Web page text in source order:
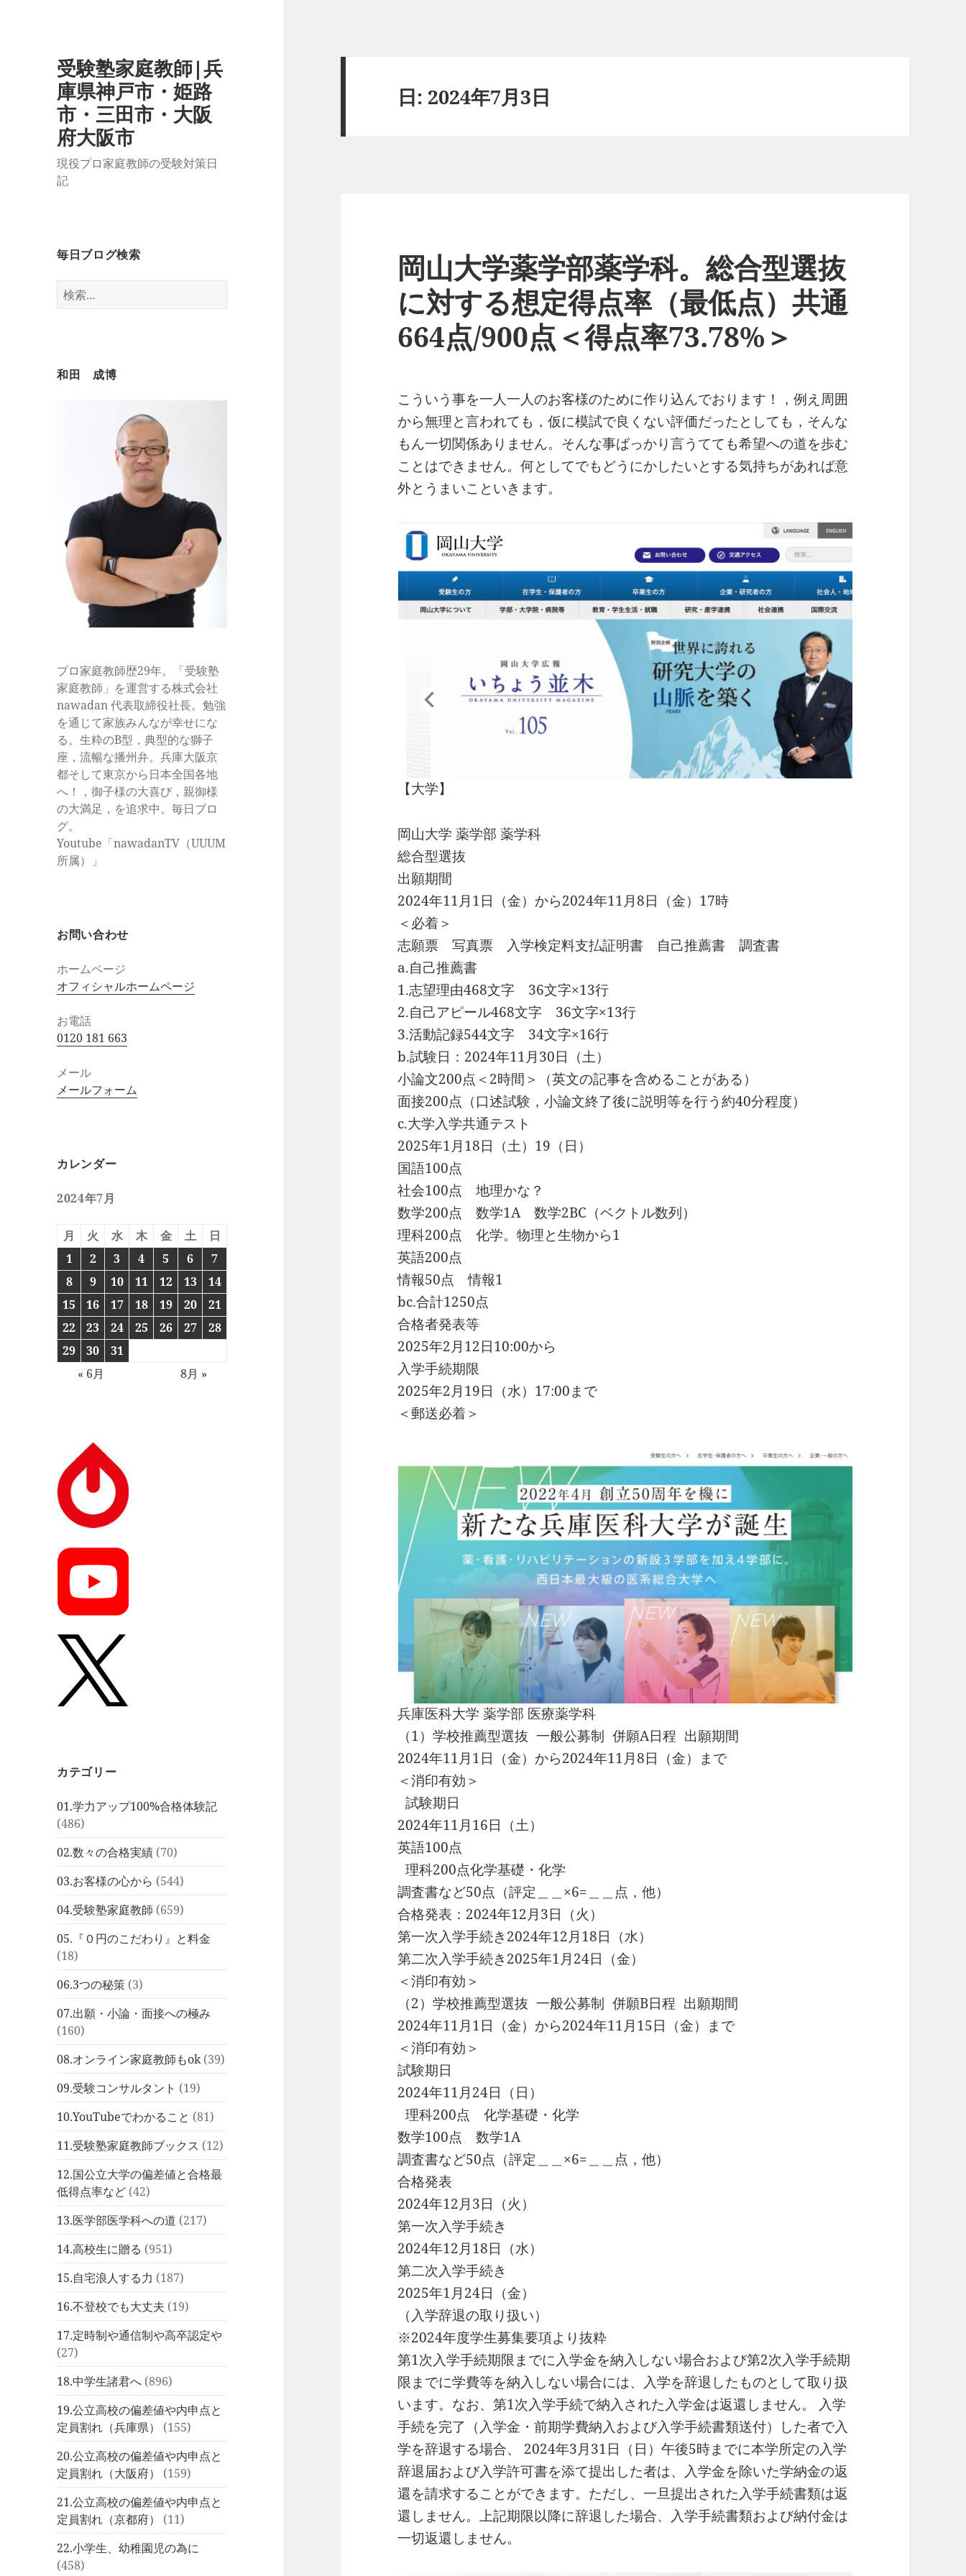
受験塾家庭教師|兵
庫県神戸市・姫路
市・三田市・大阪
府大阪市
現役プロ家庭教師の受験対策日
記
毎日ブログ検索
検
索:
和田 成博
プロ家庭教師歴29年。「受験塾
家庭教師」を運営する株式会社
nawadan 代表取締役社長。勉強
を通じて家族みんなが幸せにな
る。生粋のB型，典型的な獅子
座，流暢な播州弁。兵庫大阪京
都そして東京から日本全国各地
へ！，御子様の大喜び，親御様
の大満足，を追求中。毎日ブロ
グ。
Youtube「nawadanTV（UUUM
所属）」
お問い合わせ
ホームページ
オフィシャルホームページ
お電話
0120 181 663
メール
メールフォーム
カレンダー
2024年7月
月 火 水 木 金 土
日
1
2 3 4 5 6
7
8
9 10 11 12 13
14
15
16 17 18 19 20
21
22
23 24 25 26 27
28
29
30
31
« 6月
8月 »
カテゴリー
01.学力アップ100%合格体験記
(486)
02.数々の合格実績 (70)
03.お客様の心から (544)
04.受験塾家庭教師 (659)
05.『０円のこだわり』と料金
(18)
06.3つの秘策 (3)
07.出願・小論・面接への極み
(160)
08.オンライン家庭教師もok(39)
09.受験コンサルタント (19)
10.YouTubeでわかること (81)
11.受験塾家庭教師ブックス (12)
12.国公立大学の偏差値と合格最
低得点率など (42)
13.医学部医学科への道 (217)
14.高校生に贈る (951)
15.自宅浪人する力 (187)
16.不登校でも大丈夫 (19)
17.定時制や通信制や高卒認定や
(27)
18.中学生諸君へ (896)
19.公立高校の偏差値や内申点と
定員割れ（兵庫県）
(155)
20.公立高校の偏差値や内申点と
定員割れ（大阪府）
(159)
21.公立高校の偏差値や内申点と
定員割れ（京都府）
(11)
22.小学生、幼稚園児の為に
(458)
日: 2024年7月3日
岡山大学薬学部薬学科。総合型選抜
に対する想定得点率（最低点）共通
664点/900点＜得点率73.78%＞
こういう事を一人一人のお客様のために作り込んでおります！，例え周囲
から無理と言われても，仮に模試で良くない評価だったとしても，そんな
もん一切関係ありません。そんな事ばっかり言うてても希望への道を歩む
ことはできません。何としてでもどうにかしたいとする気持ちがあれば意
外とうまいこといきます。
【大学】
岡山大学 薬学部 薬学科
総合型選抜
出願期間
2024年11月1日（金）から2024年11月8日（金）17時
＜必着＞
志願票 写真票 入学検定料支払証明書 自己推薦書 調査書
a.自己推薦書
1.志望理由468文字 36文字×13行
2.自己アピール468文字 36文字×13行
3.活動記録544文字 34文字×16行
b.試験日：2024年11月30日（土）
小論文200点＜2時間＞（英文の記事を含めることがある）
面接200点（口述試験，小論文終了後に説明等を行う約40分程度）
c.大学入学共通テスト
2025年1月18日（土）19（日）
国語100点
社会100点 地理かな？
数学200点 数学1A 数学2BC（ベクトル数列）
理科200点 化学。物理と生物から1
英語200点
情報50点 情報1
bc.合計1250点
合格者発表等
2025年2月12日10:00から
入学手続期限
2025年2月19日（水）17:00まで
＜郵送必着＞
兵庫医科大学 薬学部 医療薬学科
（1）学校推薦型選抜 一般公募制 併願A日程 出願期間
2024年11月1日（金）から2024年11月8日（金）まで
＜消印有効＞
試験期日
2024年11月16日（土）
英語100点
理科200点化学基礎・化学
調査書など50点（評定＿＿×6=＿＿点，他）
合格発表：2024年12月3日（火）
第一次入学手続き2024年12月18日（水）
第二次入学手続き2025年1月24日（金）
＜消印有効＞
（2）学校推薦型選抜 一般公募制 併願B日程 出願期間
2024年11月1日（金）から2024年11月15日（金）まで
＜消印有効＞
試験期日
2024年11月24日（日）
理科200点 化学基礎・化学
数学100点 数学1A
調査書など50点（評定＿＿×6=＿＿点，他）
合格発表
2024年12月3日（火）
第一次入学手続き
2024年12月18日（水）
第二次入学手続き
2025年1月24日（金）
（入学辞退の取り扱い）
※2024年度学生募集要項より抜粋
第1次入学手続期限までに入学金を納入しない場合および第2次入学手続期
限までに学費等を納入しない場合には、入学を辞退したものとして取り扱
います。なお、第1次入学手続で納入された入学金は返還しません。 入学
手続を完了（入学金・前期学費納入および入学手続書類送付）した者で入
学を辞退する場合、 2024年3月31日（日）午後5時までに本学所定の入学
辞退届および入学許可書を添て提出した者は、入学金を除いた学納金の返
還を請求することができます。ただし、一旦提出された入学手続書類は返
還しません。上記期限以降に辞退した場合、入学手続書類および納付金は
一切返還しません。